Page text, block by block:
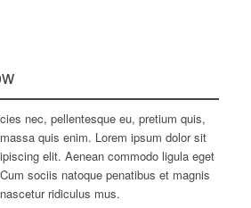
nec, pellentesque eu, pretium quis,
quis enim. Lorem ipsum dolor sit
elit. Aenean commodo ligula eget
sociis natoque penatibus et magnis
ridiculus mus.